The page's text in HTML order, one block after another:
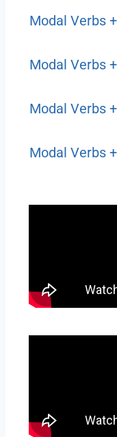
Modal Verbs
Modal Verbs
Modal Verbs
Modal Verbs